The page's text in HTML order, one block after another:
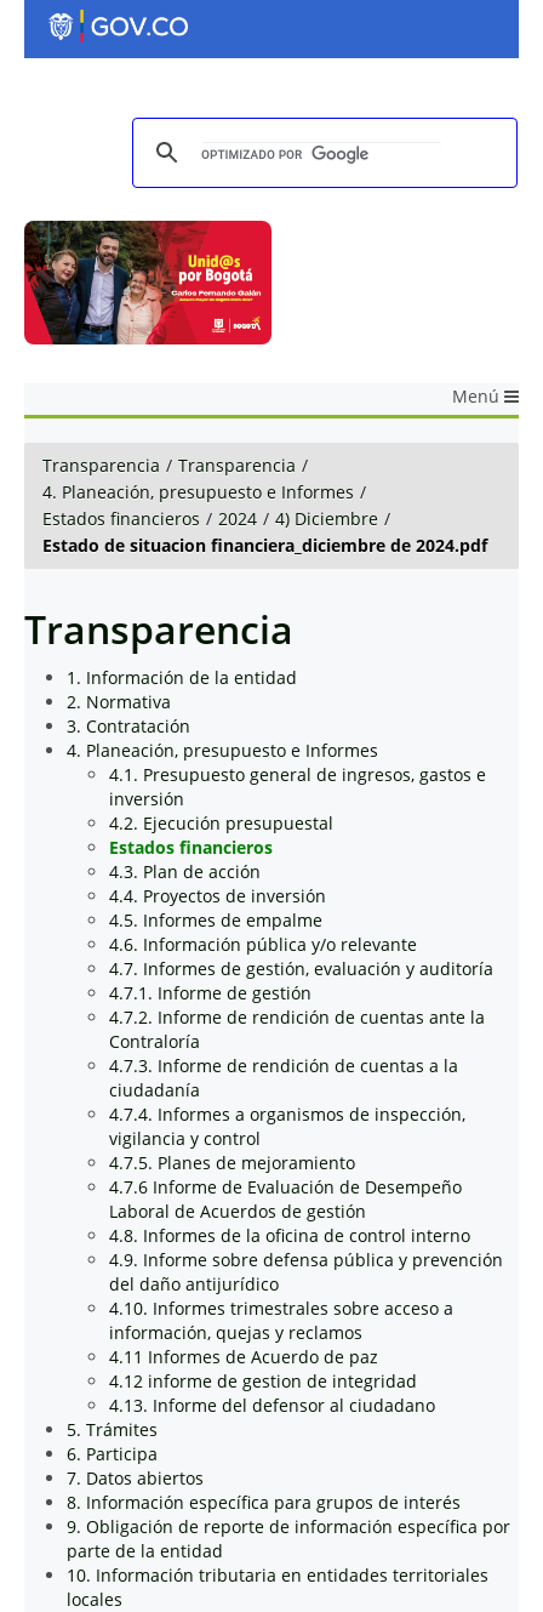
Menú
Transparencia / Transparencia /
4. Planeación, presupuesto e Informes /
Estados financieros / 2024 / 4) Diciembre /
Estado de situacion financiera_diciembre de 2024.pdf
Transparencia
1. Información de la entidad
2. Normativa
3. Contratación
4. Planeación, presupuesto e Informes
4.1. Presupuesto general de ingresos, gastos e
inversión
4.2. Ejecución presupuestal
Estados financieros
4.3. Plan de acción
4.4. Proyectos de inversión
4.5. Informes de empalme
4.6. Información pública y/o relevante
4.7. Informes de gestión, evaluación y auditoría
4.7.1. Informe de gestión
4.7.2. Informe de rendición de cuentas ante la
Contraloría
4.7.3. Informe de rendición de cuentas a la
ciudadanía
4.7.4. Informes a organismos de inspección,
vigilancia y control
4.7.5. Planes de mejoramiento
4.7.6 Informe de Evaluación de Desempeño
Laboral de Acuerdos de gestión
4.8. Informes de la oficina de control interno
4.9. Informe sobre defensa pública y prevención
del daño antijurídico
4.10. Informes trimestrales sobre acceso a
información, quejas y reclamos
4.11 Informes de Acuerdo de paz
4.12 informe de gestion de integridad
4.13. Informe del defensor al ciudadano
5. Trámites
6. Participa
7. Datos abiertos
8. Información específica para grupos de interés
9. Obligación de reporte de información específica por
parte de la entidad
10. Información tributaria en entidades territoriales
locales